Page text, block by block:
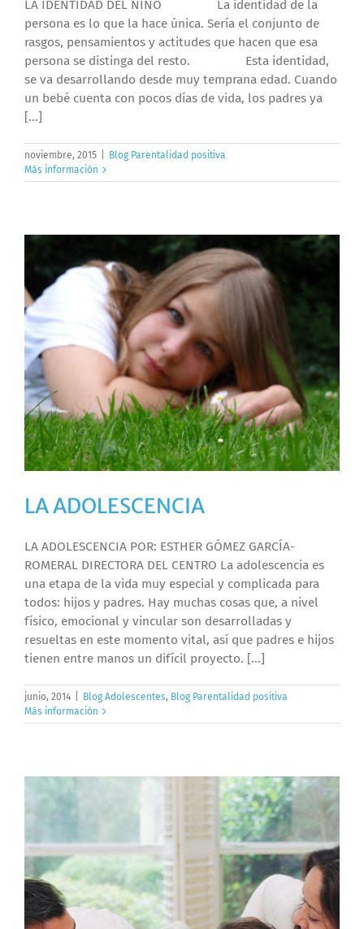
LA IDENTIDAD DEL NIÑO La identidad de la
persona es lo que la hace única. Sería el conjunto de
rasgos, pensamientos y actitudes que hacen que esa
persona se distinga del resto. Esta identidad,
se va desarrollando desde muy temprana edad. Cuando
un bebé cuenta con pocos días de vida, los padres ya
[...]
noviembre, 2015
Blog Parentalidad positiva
Más información
LA ADOLESCENCIA
LA ADOLESCENCIA POR: ESTHER GÓMEZ GARCÍA-
ROMERAL DIRECTORA DEL CENTRO La adolescencia es
una etapa de la vida muy especial y complicada para
todos: hijos y padres. Hay muchas cosas que, a nivel
físico, emocional y vincular son desarrolladas y
resueltas en este momento vital, así que padres e hijos
tienen entre manos un difícil proyecto. [...]
junio, 2014 Blog Adolescentes, Blog Parentalidad positiva
Más información